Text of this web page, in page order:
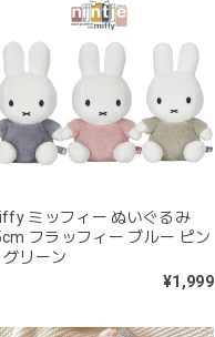
ミッフィー ぬいぐるみ
フラッフィー ブルー ピン
グリーン
¥1,999